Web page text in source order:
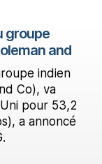
groupe
and
indien
Co), va
pour 53,2
a annoncé